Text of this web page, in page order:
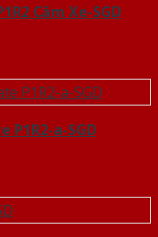
Căm Xe-SGD
P1R2-a-SGD